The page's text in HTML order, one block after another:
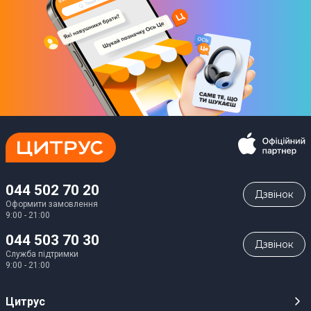
044 502 70 20
Оформити замовлення
9:00 - 21:00
Дзвiнок
044 503 70 30
Служба підтримки
9:00 - 21:00
Дзвiнок
Цитрус